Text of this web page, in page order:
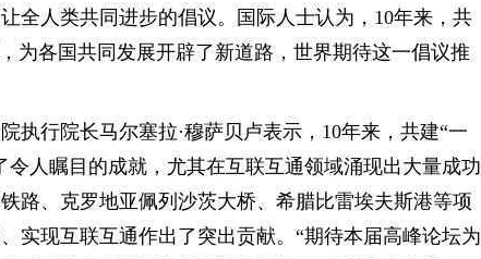
全人类共同进步的倡议。国际人士认为，10年来，共
为各国共同发展开辟了新道路，世界期待这一倡议推
执行院长马尔塞拉·穆萨贝卢表示，10年来，共建“一
令人瞩目的成就，尤其在互联互通领域涌现出大量成功
路、克罗地亚佩列沙茨大桥、希腊比雷埃夫斯港等项
实现互联互通作出了突出贡献。“期待本届高峰论坛为